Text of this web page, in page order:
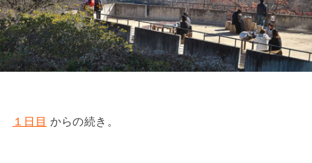
１日目 からの続き。